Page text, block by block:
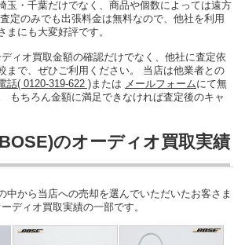
玉・千葉だけでなく、商品や個数によっては遠方
定のみでも出張料金は無料なので、他社を利用
まにも大変好評です。
ィオ買取金額の確認だけでなく、他社に査定依
まで、ぜひご利用ください。 当店は他業者との
話( 0120-319-622 ) または メールフォームにて無
もちろん金額に満足できなければ査定後のキャ
のオーディオ買取実績
中から当店への売却を選んでいただいたお客さま
ディオ買取実績の一部です。